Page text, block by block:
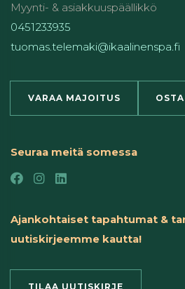
Myynti- & asiakkuuspäällikkö
0451233935
tuomas.telemaki@ikaalinenspa.fi
VARAA MAJOITUS
Seuraa meitä somessa
Ajankohtaiset tapahtumat &
uutiskirjeemme kautta!
TILAA UUTISKIRJE